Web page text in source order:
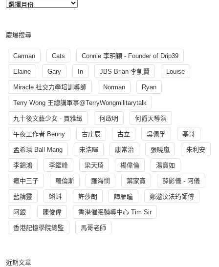
慶爆搜尋
Carman Cats Connie 李玥穎 - Founder of Drip39
Elaine Gary In JBS Brian 李凱賢 Louise
Miracle 社交力學培訓導師 Norman Ryan
Terry Wong 王總講軍事@TerryWongmilitarytalk
九十後文藝少女 - 賈雅緻 何啟明 何爵天導演
午夜工作者 Benny 古庄辰 古立 吳佩孚 基哥
孟希璘 Ball Mang 宋浩暉 康常治 張曉嵐 朱利安
李錦鴻 李鑑峰 梁天琦 楊偉倫 湯寳如
瘋中三子 羅倫斯 羅海憫 葉家寶 薛影儀 - 阿儀
藍精靈 蝌蚪 許莎朗 譚雁瞳 鄭遨汶法筠師傅
阿銀 陳俊偉 香港催眠輔導中心 Tim Sir
香港記憶學院總監 馬哥老師
近期文章